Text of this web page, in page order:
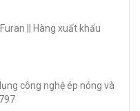
|| Hàng xuất khẩu
công nghệ ép nóng và